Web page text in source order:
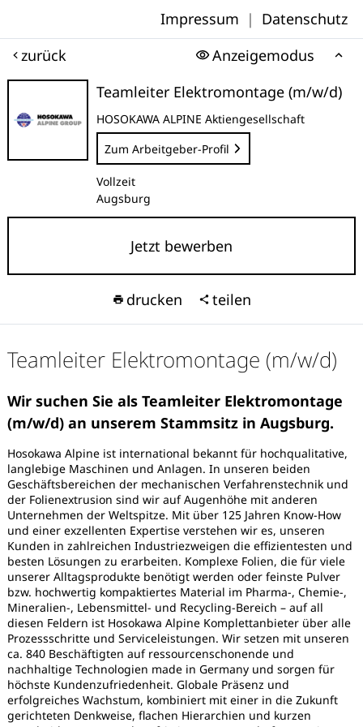
Impressum | Datenschutz
zurück
Anzeigemodus
Teamleiter Elektromontage (m/w/d)
HOSOKAWA ALPINE Aktiengesellschaft
Zum Arbeitgeber-Profil
Vollzeit
Augsburg
Jetzt bewerben
drucken teilen
Teamleiter Elektromontage (m/w/d)
Wir suchen Sie als Teamleiter Elektromontage
(m/w/d) an unserem Stammsitz in Augsburg.
Hosokawa Alpine ist international bekannt für hochqualitative,
langlebige Maschinen und Anlagen. In unseren beiden
Geschäftsbereichen der mechanischen Verfahrenstechnik und
der Folienextrusion sind wir auf Augenhöhe mit anderen
Unternehmen der Weltspitze. Mit über 125 Jahren Know-How
und einer exzellenten Expertise verstehen wir es, unseren
Kunden in zahlreichen Industriezweigen die effizientesten und
besten Lösungen zu erarbeiten. Komplexe Folien, die für viele
unserer Alltagsprodukte benötigt werden oder feinste Pulver
bzw. hochwertig kompaktiertes Material im Pharma-, Chemie-,
Mineralien-, Lebensmittel- und Recycling-Bereich – auf all
diesen Feldern ist Hosokawa Alpine Komplettanbieter über alle
Prozessschritte und Serviceleistungen. Wir setzen mit unseren
ca. 840 Beschäftigten auf ressourcenschonende und
nachhaltige Technologien made in Germany und sorgen für
höchste Kundenzufriedenheit. Globale Präsenz und
erfolgreiches Wachstum, kombiniert mit einer in die Zukunft
gerichteten Denkweise, flachen Hierarchien und kurzen
Karte anzeigen